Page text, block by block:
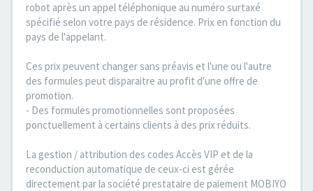
robot après un appel téléphonique au numéro surtaxé
spécifié selon votre pays de résidence. Prix en fonction du
pays de l'appelant.
Ces prix peuvent changer sans préavis et l'une ou l'autre
des formules peut disparaitre au profit d'une offre de
promotion.
- Des formules promotionnelles sont proposées
ponctuellement à certains clients à des prix réduits.
La gestion / attribution des codes Accès VIP et de la
reconduction automatique de ceux-ci est gérée
directement par la société prestataire de paiement MOBIYO